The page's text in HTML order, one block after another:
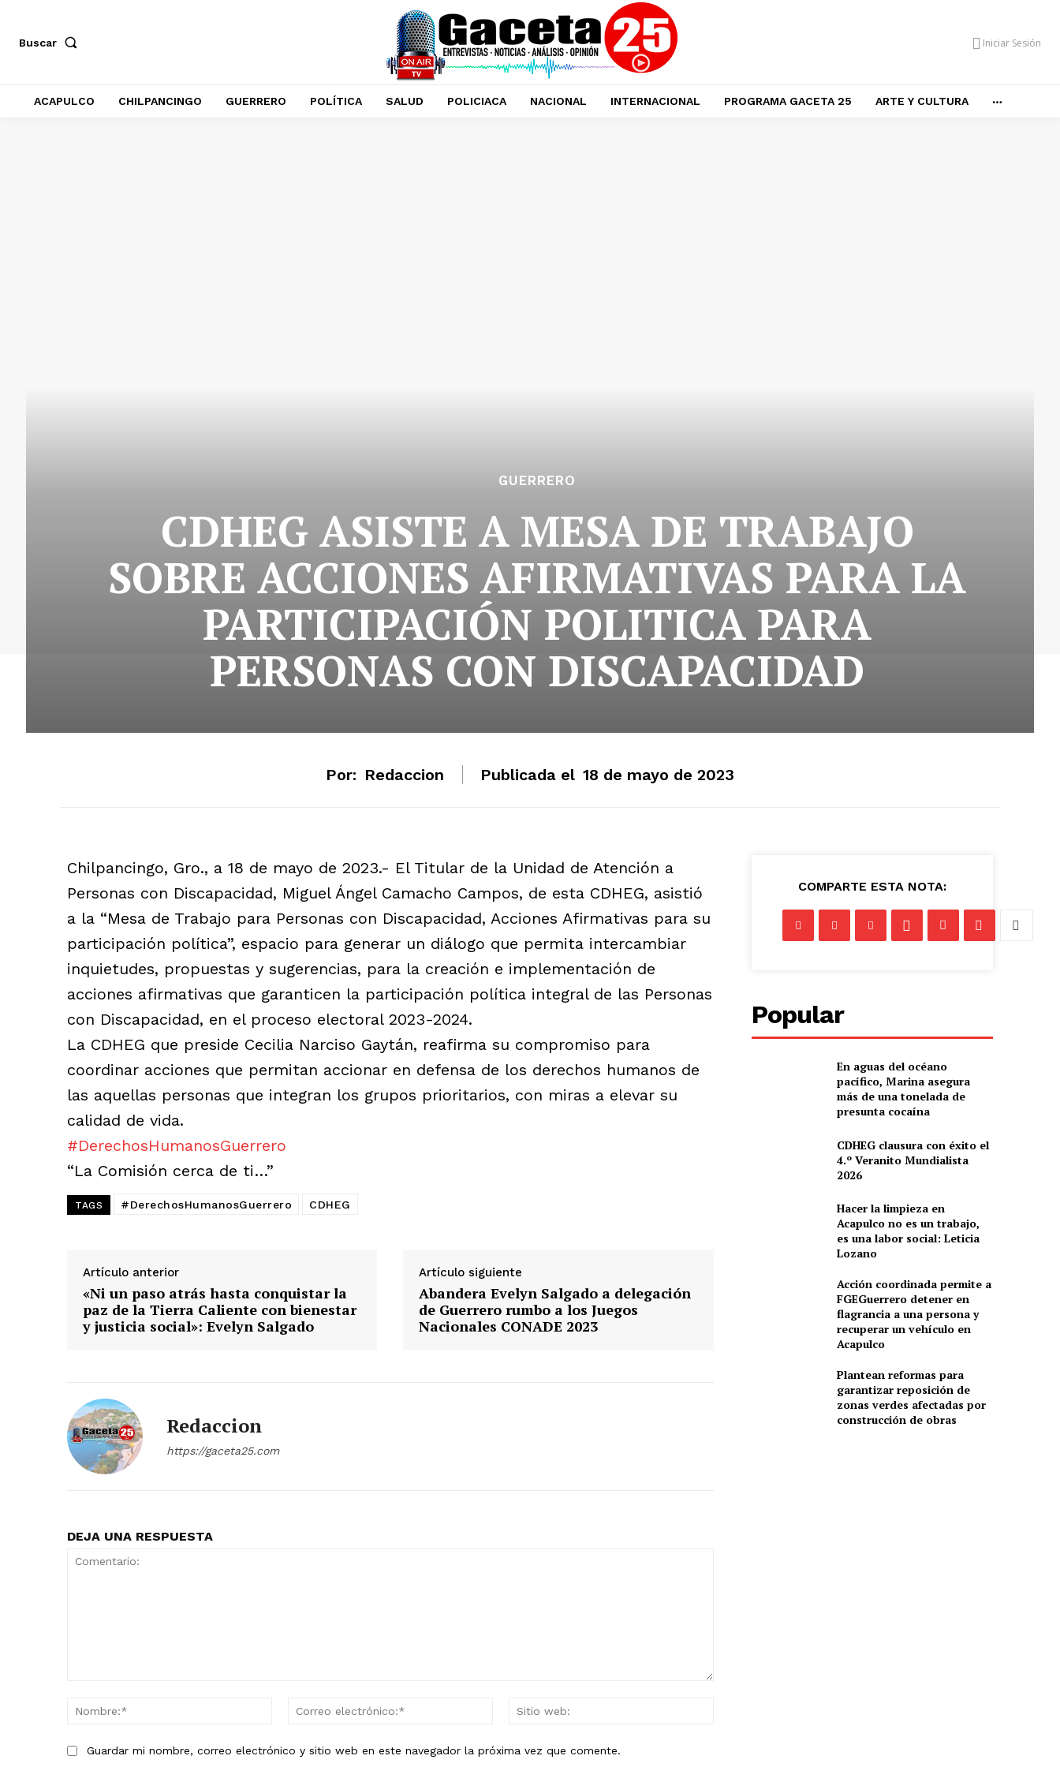
Buscar Iniciar Sesión
ACAPULCO CHILPANCINGO GUERRERO POLÍTICA SALUD POLICIACA NACIONAL INTERNACIONAL PROGRAMA GACETA 25 ARTE Y CULTURA
GUERRERO
CDHEG ASISTE A MESA DE TRABAJO
SOBRE ACCIONES AFIRMATIVAS PARA LA
PARTICIPACIÓN POLITICA PARA
PERSONAS CON DISCAPACIDAD
Por: Redaccion Publicada el 18 de mayo de 2023
Chilpancingo, Gro., a 18 de mayo de 2023.- El Titular de la Unidad de Atención a
Personas con Discapacidad, Miguel Ángel Camacho Campos, de esta CDHEG, asistió
a la “Mesa de Trabajo para Personas con Discapacidad, Acciones Afirmativas para su
participación política”, espacio para generar un diálogo que permita intercambiar
inquietudes, propuestas y sugerencias, para la creación e implementación de
acciones afirmativas que garanticen la participación política integral de las Personas
con Discapacidad, en el proceso electoral 2023-2024.
La CDHEG que preside Cecilia Narciso Gaytán, reafirma su compromiso para
coordinar acciones que permitan accionar en defensa de los derechos humanos de
las aquellas personas que integran los grupos prioritarios, con miras a elevar su
calidad de vida.
#DerechosHumanosGuerrero
“La Comisión cerca de ti…”
TAGS #DerechosHumanosGuerrero CDHEG
Artículo anterior
«Ni un paso atrás hasta conquistar la
paz de la Tierra Caliente con bienestar
y justicia social»: Evelyn Salgado
Artículo siguiente
Abandera Evelyn Salgado a delegación
de Guerrero rumbo a los Juegos
Nacionales CONADE 2023
Redaccion
https://gaceta25.com
DEJA UNA RESPUESTA
Nombre:*
Correo
Guardar mi nombre, correo electrónico y sitio web en este navegador la próxima vez que comente.
COMPARTE ESTA NOTA:
Popular
En aguas del océano
pacífico, Marina asegura
más de una tonelada de
presunta cocaína
CDHEG clausura con éxito el
4.º Veranito Mundialista
2026
Hacer la limpieza en
Acapulco no es un trabajo,
es una labor social: Leticia
Lozano
Acción coordinada permite a
FGEGuerrero detener en
flagrancia a una persona y
recuperar un vehículo en
Acapulco
Plantean reformas para
garantizar reposición de
zonas verdes afectadas por
construcción de obras